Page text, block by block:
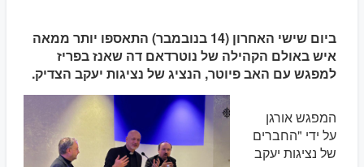
ביום שישי האחרון (14 בנובמבר) התאספו יותר ממאה
איש באולם הקהילה של נוטרדאם דה שאנז בפריז
למפגש עם האב פיוטר, הנציג של נציגות יעקב הצדיק.
המפגש אורגן
על ידי "החברים
של נציגות יעקב